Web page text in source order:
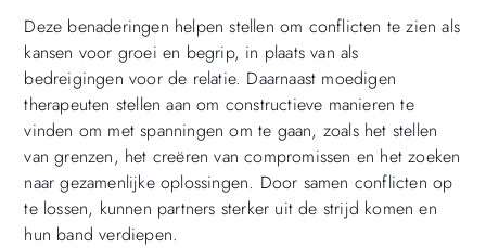
Deze benaderingen helpen stellen om conflicten te zien als
kansen voor groei en begrip, in plaats van als
bedreigingen voor de relatie. Daarnaast moedigen
therapeuten stellen aan om constructieve manieren te
vinden om met spanningen om te gaan, zoals het stellen
van grenzen, het creëren van compromissen en het zoeken
naar gezamenlijke oplossingen. Door samen conflicten op
te lossen, kunnen partners sterker uit de strijd komen en
hun band verdiepen.